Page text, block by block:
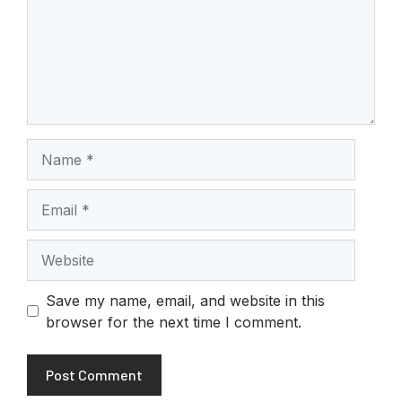
Save my name, email, and website in this
browser for the next time I comment.